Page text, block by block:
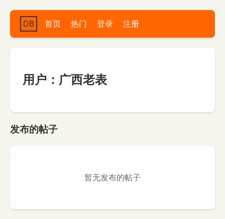
DB 首页 热门 登录 注册
用户：广西老表
发布的帖子
暂无发布的帖子